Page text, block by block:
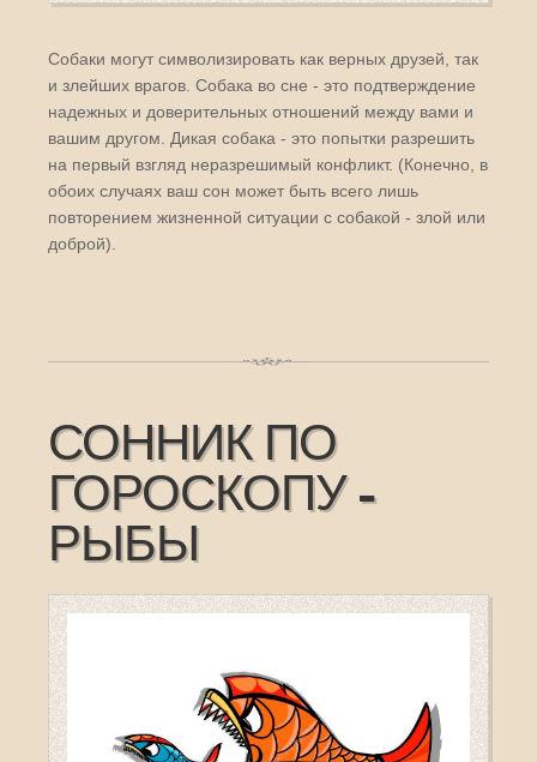
Собаки могут символизировать как верных друзей, так
и злейших врагов. Собака во сне - это подтверждение
надежных и доверительных отношений между вами и
вашим другом. Дикая собака - это попытки разрешить
на первый взгляд неразрешимый конфликт. (Конечно, в
обоих случаях ваш сон может быть всего лишь
повторением жизненной ситуации с собакой - злой или
доброй).
СОННИК ПО
ГОРОСКОПУ -
РЫБЫ